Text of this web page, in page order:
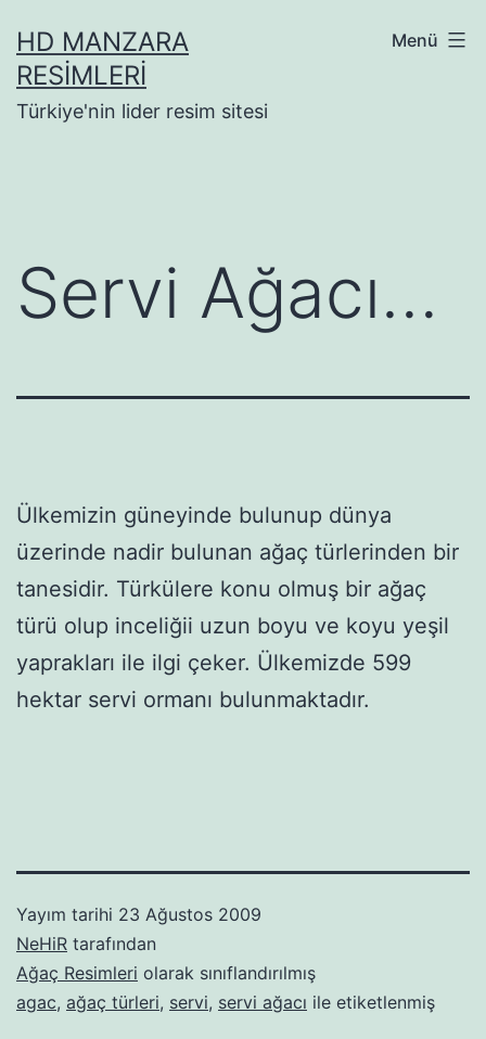
geçHD MANZARA
RESIMLERI
Türkiye'nin lider resim sitesi
Menü
Servi Ağacı…
Ülkemizin güneyinde bulunup dünya
üzerinde nadir bulunan ağaç türlerinden bir
tanesidir. Türkülere konu olmuş bir ağaç
türü olup inceliğii uzun boyu ve koyu yeşil
yaprakları ile ilgi çeker. Ülkemizde 599
hektar servi ormanı bulunmaktadır.
Yayım tarihi 23 Ağustos 2009
NeHiR tarafından
Ağaç Resimleri olarak sınıflandırılmış
agac, ağaç türleri, servi, servi ağacı ile etiketlenmiş